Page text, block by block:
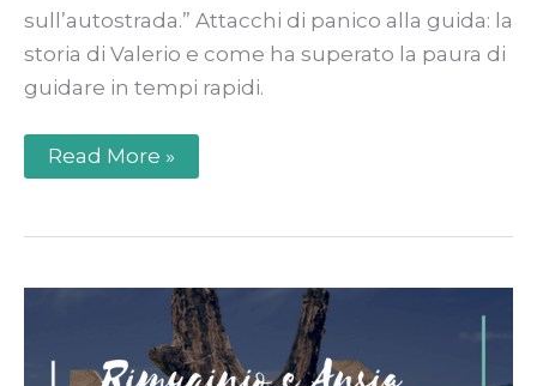
sull’autostrada.” Attacchi di panico alla guida: la
storia di Valerio e come ha superato la paura di
guidare in tempi rapidi.
Read More »
come
liberarsi